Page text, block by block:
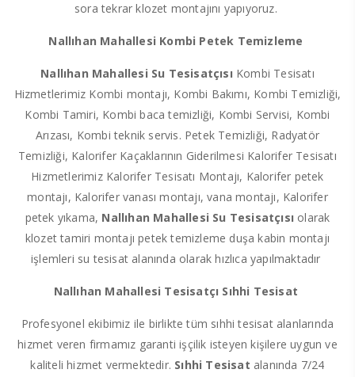
sora tekrar klozet montajını yapıyoruz.
Nallıhan Mahallesi Kombi Petek Temizleme
Nallıhan Mahallesi Su Tesisatçısı Kombi Tesisatı
Hizmetlerimiz Kombi montajı, Kombi Bakımı, Kombi Temizliği,
Kombi Tamiri, Kombi baca temizliği, Kombi Servisi, Kombi
Arızası, Kombi teknik servis. Petek Temizliği, Radyatör
Temizliği, Kalorifer Kaçaklarının Giderilmesi Kalorifer Tesisatı
Hizmetlerimiz Kalorifer Tesisatı Montajı, Kalorifer petek
montajı, Kalorifer vanası montajı, vana montajı, Kalorifer
petek yıkama, Nallıhan Mahallesi Su Tesisatçısı olarak
klozet tamiri montajı petek temizleme duşa kabin montajı
işlemleri su tesisat alanında olarak hızlıca yapılmaktadır
Nallıhan Mahallesi Tesisatçı Sıhhi Tesisat
Profesyonel ekibimiz ile birlikte tüm sıhhi tesisat alanlarında
hizmet veren firmamız garanti işçilik isteyen kişilere uygun ve
kaliteli hizmet vermektedir. Sıhhi Tesisat alanında 7/24